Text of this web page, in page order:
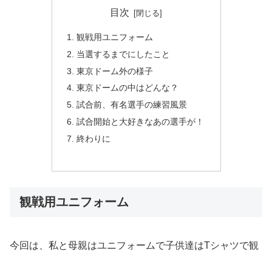
目次
観戦用ユニフォーム
当選するまでにしたこと
東京ドーム外の様子
東京ドームの中はどんな？
試合前、有名選手の練習風景
試合開始と大好きなあの選手が！
終わりに
観戦用ユニフォーム
今回は、私と母親はユニフォームで子供達はTシャツで観